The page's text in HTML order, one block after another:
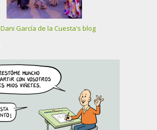
Dani García de la Cuesta's blog